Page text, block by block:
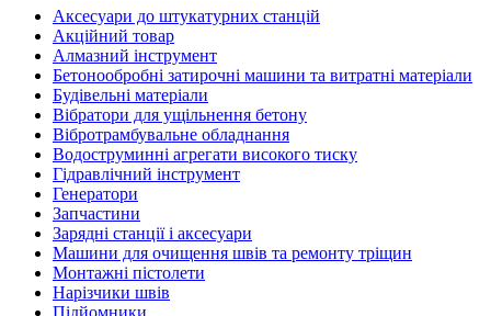
Аксесуари до штукатурних станцій
Акційний товар
Алмазний інструмент
Бетонообробні затирочні машини та витратні матеріали
Будівельні матеріали
Вібратори для ущільнення бетону
Вібротрамбувальне обладнання
Водоструминні агрегати високого тиску
Гідравлічний інструмент
Генератори
Запчастини
Зарядні станції і аксесуари
Машини для очищення швів та ремонту тріщин
Монтажні пістолети
Нарізчики швів
Підйомники